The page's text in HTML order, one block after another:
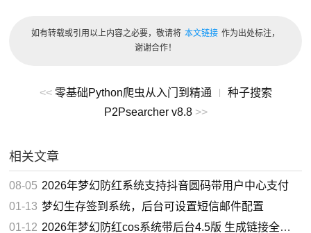
如有转载或引用以上内容之必要，敬请将 本文链接 作为出处标注，
谢谢合作！
<< 零基础Python爬虫从入门到精通
种子搜索
P2Psearcher v8.8>>
相关文章
08-05 2026年梦幻防红系统支持抖音圆码带用户中心支付
01-13 梦幻生存签到系统，后台可设置短信邮件配置
01-12 2026年梦幻防红cos系统带后台4.5版 生成链接全套防红